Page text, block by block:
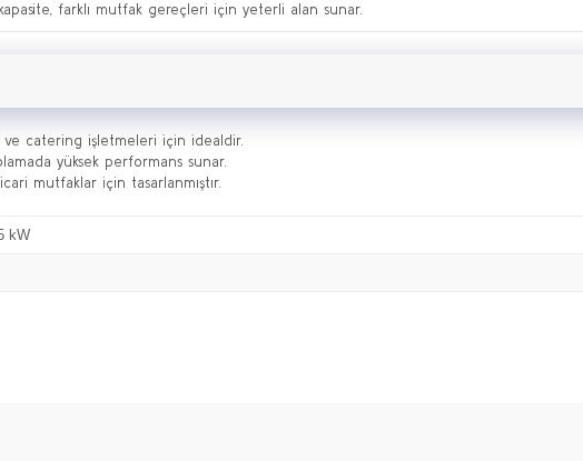
farklı mutfak gereçleri için yeterli alan sunar.
ve catering işletmeleri için idealdir.
yüksek performans sunar.
mutfaklar için tasarlanmıştır.
kW